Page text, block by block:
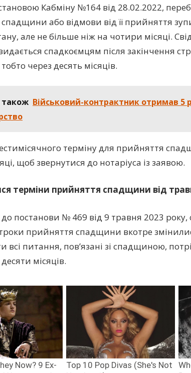
Кабміну №164 від 28.02.2022,
або відмови від її прийняття
але не більше ніж на чотири місяці.
спадкоємцям після закінчення
через десять місяців.
Військовий-контрактник отримав 5
терміну для прийняття
щоб звернутися до нотаріуса із заявою.
терміни прийняття спадщини від
постанови № 469 від 9 травня 2023 року,
прийняття спадщини вкотре
всі питання, пов’язані зі спадщиною,
місяців.